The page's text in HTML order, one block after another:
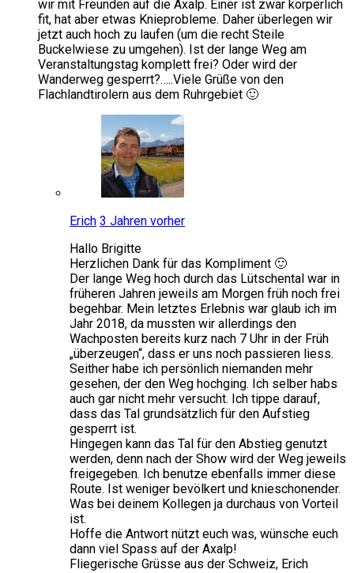
wir mit Freunden auf die Axalp. Einer ist zwar körperlich
fit, hat aber etwas Knieprobleme. Daher überlegen wir
jetzt auch hoch zu laufen (um die recht Steile
Buckelwiese zu umgehen). Ist der lange Weg am
Veranstaltungstag komplett frei? Oder wird der
Wanderweg gesperrt?…..Viele Grüße von den
Flachlandtirolern aus dem Ruhrgebiet 🙂
Erich 3 Jahren vorher
Hallo Brigitte
Herzlichen Dank für das Kompliment 🙂
Der lange Weg hoch durch das Lütschental war in
früheren Jahren jeweils am Morgen früh noch frei
begehbar. Mein letztes Erlebnis war glaub ich im
Jahr 2018, da mussten wir allerdings den
Wachposten bereits kurz nach 7 Uhr in der Früh
„überzeugen“, dass er uns noch passieren liess.
Seither habe ich persönlich niemanden mehr
gesehen, der den Weg hochging. Ich selber habs
auch gar nicht mehr versucht. Ich tippe darauf,
dass das Tal grundsätzlich für den Aufstieg
gesperrt ist.
Hingegen kann das Tal für den Abstieg genutzt
werden, denn nach der Show wird der Weg jeweils
freigegeben. Ich benutze ebenfalls immer diese
Route. Ist weniger bevölkert und knieschonender.
Was bei deinem Kollegen ja durchaus von Vorteil
ist.
Hoffe die Antwort nützt euch was, wünsche euch
dann viel Spass auf der Axalp!
Fliegerische Grüsse aus der Schweiz, Erich